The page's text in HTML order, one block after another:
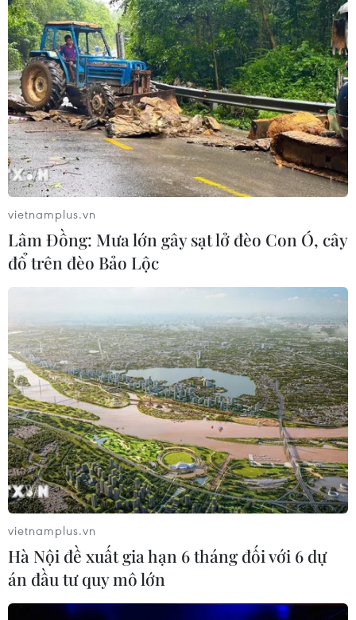
TIN CÙNG CHUYÊN MỤC
vietnamplus.vn
Lâm Đồng: Mưa lớn gây sạt lở đèo Con Ó, cây
đổ trên đèo Bảo Lộc
vietnamplus.vn
Hà Nội đề xuất gia hạn 6 tháng đối với 6 dự
án đầu tư quy mô lớn